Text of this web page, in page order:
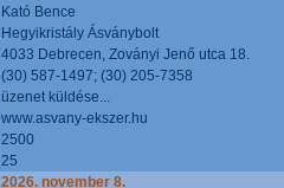
Kató Bence
Hegyikristály Ásványbolt
4033 Debrecen, Zoványi Jenő utca 18.
(30) 587-1497; (30) 205-7358
üzenet küldése...
www.asvany-ekszer.hu
2500
25
2026. november 8.